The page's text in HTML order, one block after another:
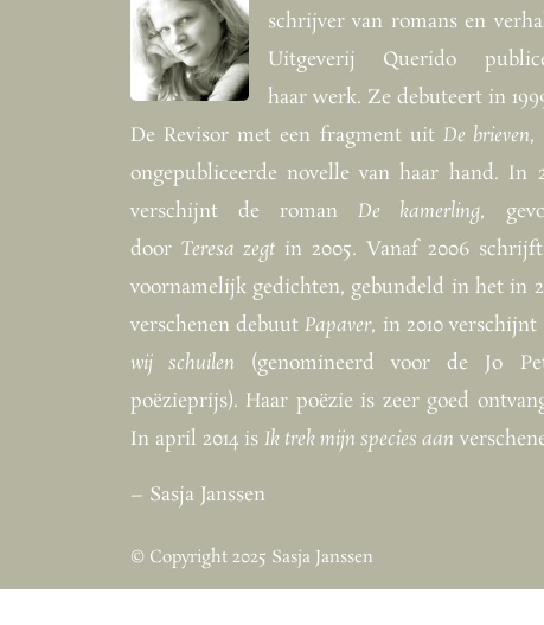
schrijver van romans en
Uitgeverij Querido
haar werk. Ze debuteert in
De Revisor met een fragment uit De brieven,
ongepubliceerde novelle van haar hand. In
verschijnt de romanDe kamerling,
door Teresa zegtin 2005. Vanaf 2006
voornamelijk gedichten, gebundeld in het in
verschenen debuutPapaver, in 2010 verschijnt
wij schuilen (genomineerd voor de Jo
poëzieprijs). Haar poëzie is zeer goed
In april 2014 is Ik trek mijn species aan
– Sasja Janssen
© Copyright 2025 Sasja Janssen